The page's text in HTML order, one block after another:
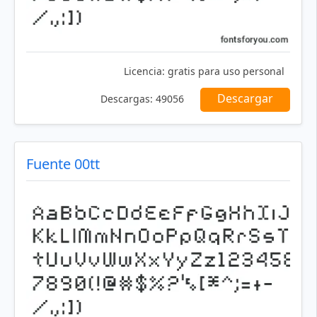
Licencia: gratis para uso personal
Descargas: 49056 Descargar
Fuente 00tt